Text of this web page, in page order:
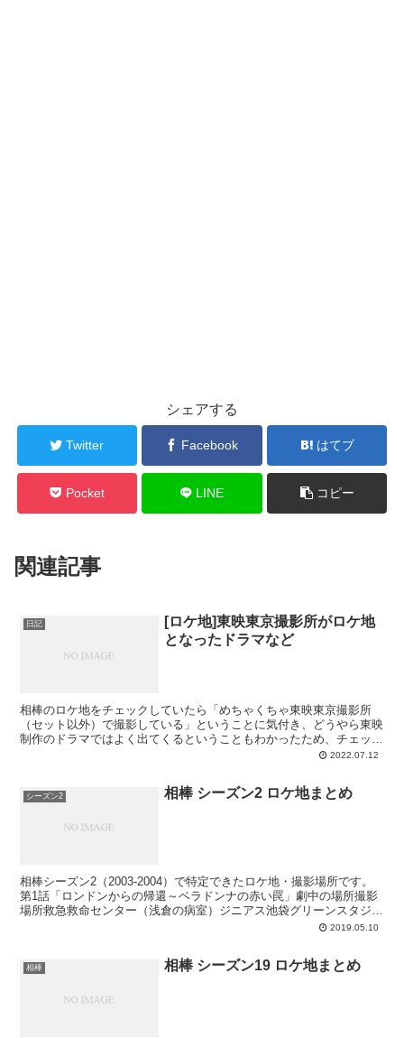
シェアする
Twitter Facebook はてブ
Pocket LINE コピー
関連記事
日記
[ロケ地]東映東京撮影所がロケ地
となったドラマなど
相棒のロケ地をチェックしていたら「めちゃくちゃ東映東京撮影所
（セット以外）で撮影している」ということに気付き、どうやら東映
制作のドラマではよく出てくるということもわかったため、チェック
を始めました。ここでは、相棒以外で見つけたものを紹介した...
2022.07.12
シーズン2 相棒 シーズン2 ロケ地まとめ
相棒シーズン2（2003-2004）で特定できたロケ地・撮影場所です。
第1話「ロンドンからの帰還～ベラドンナの赤い罠」劇中の場所撮影
場所救急救命センター（浅倉の病室）ジニアス池袋グリーンスタジオ
2019.05.10
相棒 相棒 シーズン19 ロケ地まとめ